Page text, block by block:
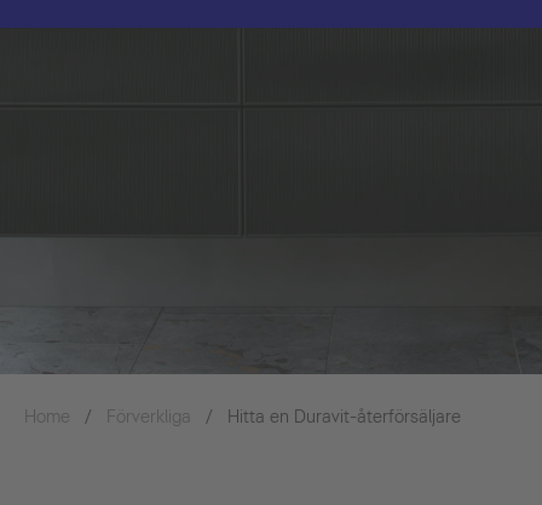
Home Förverkliga Hitta en Duravit-återförsäljare